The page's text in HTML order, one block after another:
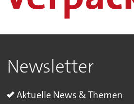
Newsletter
Aktuelle News & Themen